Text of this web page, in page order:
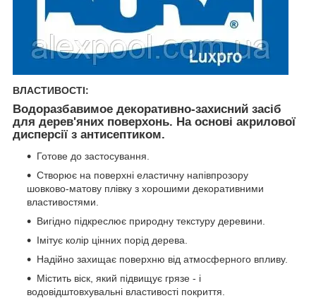
ВЛАСТИВОСТІ:
Водоразбавимое декоративно-захисний засіб
для дерев'яних поверхонь. На основі акрилової
дисперсії з антисептиком.
Готове до застосування.
Створює на поверхні еластичну напівпрозору
шовково-матову плівку з хорошими декоративними
властивостями.
Вигідно підкреслює природну текстуру деревини.
Імітує колір цінних порід дерева.
Надійно захищає поверхню від атмосферного впливу.
Містить віск, який підвищує грязе - і
водовідштовхувальні властивості покриття.